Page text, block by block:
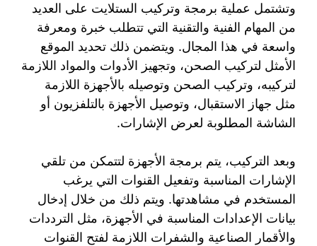
وتشتمل عملية برمجة وتركيب الستلايت على العديد
من المهام الفنية والتقنية التي تتطلب خبرة ومعرفة
واسعة في هذا المجال. ويتضمن ذلك تحديد الموقع
الأمثل لتركيب الصحن، وتجهيز الأدوات والمواد اللازمة
لتركيبه، وتركيب الصحن وتوصيله بالأجهزة اللازمة
مثل جهاز الاستقبال، وتوصيل الأجهزة بالتلفزيون أو
الشاشة المطلوبة لعرض الإشارات.
وبعد التركيب، يتم برمجة الأجهزة لتتمكن من تلقي
الإشارات المناسبة وتفعيل القنوات التي يرغب
المستخدم في مشاهدتها. ويتم ذلك من خلال إدخال
بيانات الإعدادات المناسبة في الأجهزة، مثل الترددات
والأقمار الصناعية والشفرات اللازمة لفتح القنوات